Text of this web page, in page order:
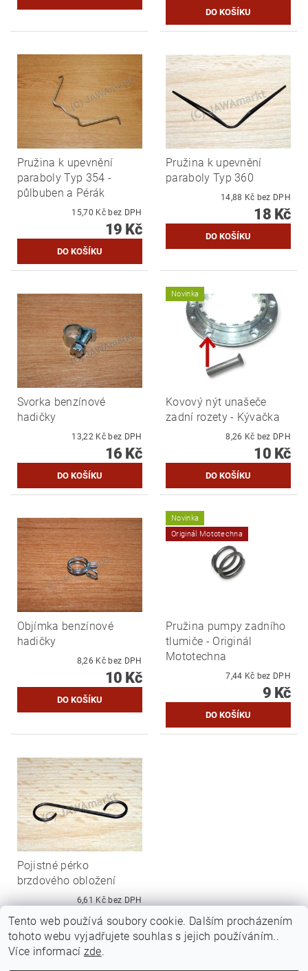
Pružina k upevnění
paraboly Typ 354 -
půlbuben a Pérák
15,70 Kč bez DPH
19 Kč
Pružina k upevnění
paraboly Typ 360
14,88 Kč bez DPH
18 Kč
Svorka benzínové
hadičky
13,22 Kč bez DPH
16 Kč
Novinka
Kovový nýt unašeče
zadní rozety - Kývačka
8,26 Kč bez DPH
10 Kč
Objímka benzínové
hadičky
8,26 Kč bez DPH
10 Kč
Novinka
Originál Mototechna
Pružina pumpy zadního
tlumiče - Originál
Mototechna
7,44 Kč bez DPH
9 Kč
Pojistné pérko
brzdového obložení
6,61 Kč bez DPH
8 Kč
Tento web používá soubory cookie. Dalším procházením
tohoto webu vyjadřujete souhlas s jejich používáním..
Více informací zde.